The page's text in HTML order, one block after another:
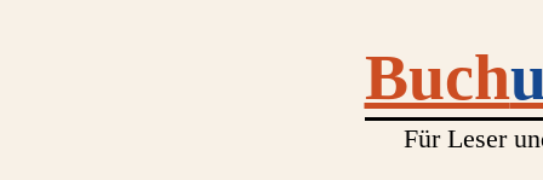
Buch
Für Leser